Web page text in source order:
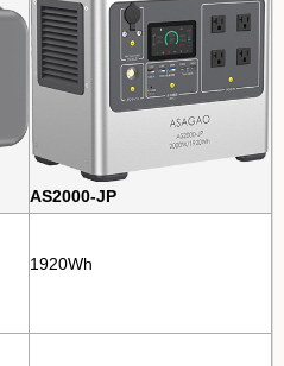
AS2000-JP
1920Wh